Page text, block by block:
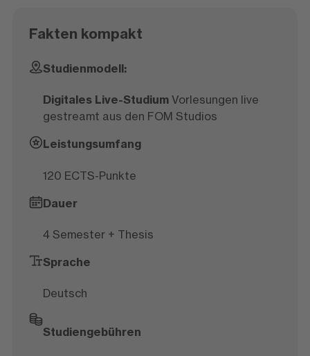
Fakten kompakt
Studienmodell:
Digitales Live-StudiumVorlesungen live
gestreamt aus den FOM Studios
Leistungsumfang
120 ECTS-Punkte
Dauer
4 Semester + Thesis
Sprache
Deutsch
Studiengebühren